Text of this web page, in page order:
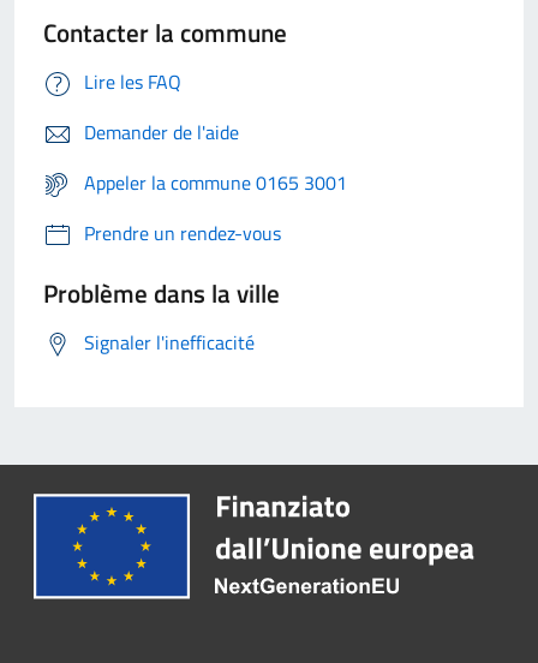
Contacter la commune
Lire les FAQ
Demander de l'aide
Appeler la commune 0165 3001
Prendre un rendez-vous
Problème dans la ville
Signaler l'inefficacité